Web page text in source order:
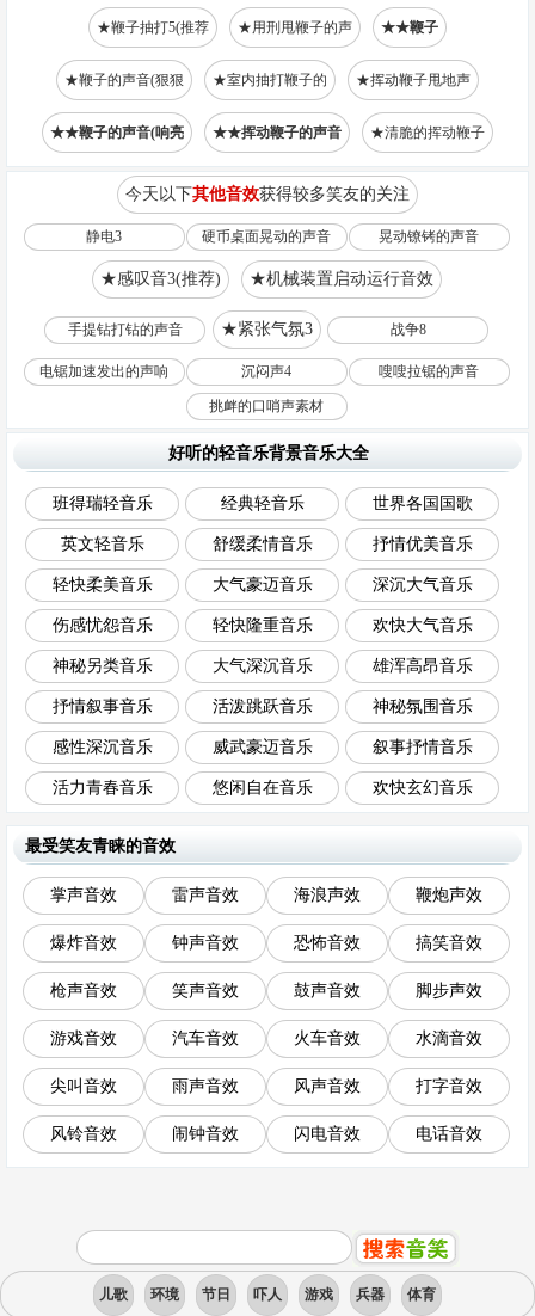
★鞭子抽打5(推荐 ★用刑甩鞭子的声 ★★鞭子
★鞭子的声音(狠狠 ★室内抽打鞭子的 ★挥动鞭子甩地声
★★鞭子的声音(响亮 ★★挥动鞭子的声音 ★清脆的挥动鞭子
今天以下其他音效获得较多笑友的关注
静电3 硬币桌面晃动的声音 晃动镣铐的声音
★感叹音3(推荐) ★机械装置启动运行音效
手提钻打钻的声音 ★紧张气氛3 战争8
电锯加速发出的声响 沉闷声4 嗖嗖拉锯的声音
挑衅的口哨声素材
好听的轻音乐背景音乐大全
班得瑞轻音乐 经典轻音乐 世界各国国歌
英文轻音乐 舒缓柔情音乐 抒情优美音乐
轻快柔美音乐 大气豪迈音乐 深沉大气音乐
伤感忧怨音乐 轻快隆重音乐 欢快大气音乐
神秘另类音乐 大气深沉音乐 雄浑高昂音乐
抒情叙事音乐 活泼跳跃音乐 神秘氛围音乐
感性深沉音乐 威武豪迈音乐 叙事抒情音乐
活力青春音乐 悠闲自在音乐 欢快玄幻音乐
最受笑友青睐的音效
掌声音效 雷声音效 海浪声效 鞭炮声效
爆炸音效 钟声音效 恐怖音效 搞笑音效
枪声音效 笑声音效 鼓声音效 脚步声效
游戏音效 汽车音效 火车音效 水滴音效
尖叫音效 雨声音效 风声音效 打字音效
风铃音效 闹钟音效 闪电音效 电话音效
儿歌 环境 节日 吓人 游戏 兵器 体育